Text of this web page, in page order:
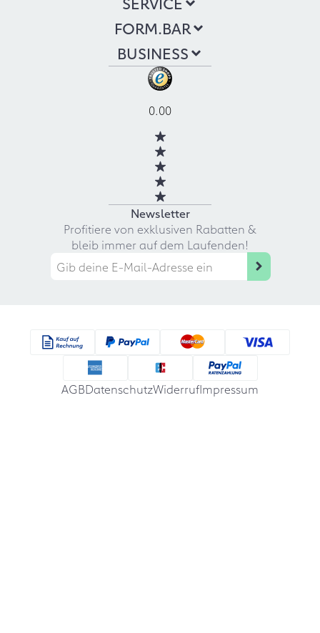
FORM.BAR
BUSINESS
0.00
Newsletter
Profitiere von exklusiven Rabatten &
bleib immer auf dem Laufenden!
AGBDatenschutzWiderrufImpressum